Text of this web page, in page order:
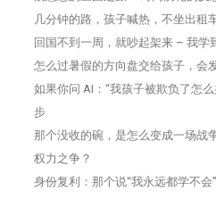
几分钟的路，孩子喊热，不坐出租
回国不到一周，就吵起架来 – 我学
怎么过暑假的方向盘交给孩子，会
如果你问 AI：“我孩子被欺负了怎
步
那个没收的碗，是怎么变成一场战
权力之争？
身份复利：那个说“我永远都学不会